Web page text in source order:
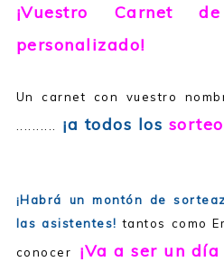
¡Vuestro Carnet
personalizado!
Un carnet con vuestro
¡a todos los
¡Habrá un montón de
las asistentes! tantos como
conocer ¡Va a ser un